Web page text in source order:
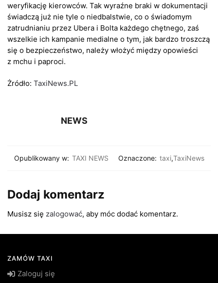
weryfikację kierowców. Tak wyraźne braki w dokumentacji
świadczą już nie tyle o niedbalstwie, co o świadomym
zatrudnianiu przez Ubera i Bolta każdego chętnego, zaś
wszelkie ich kampanie medialne o tym, jak bardzo troszczą
się o bezpieczeństwo, należy włożyć między opowieści
z mchu i paproci.
Żródło: TaxiNews.PL
NEWS
Opublikowany w: TAXI NEWS Oznaczone: taxi,TaxiNews
Dodaj komentarz
Musisz się zalogować, aby móc dodać komentarz.
ZAMÓW TAXI
Zaloguj się